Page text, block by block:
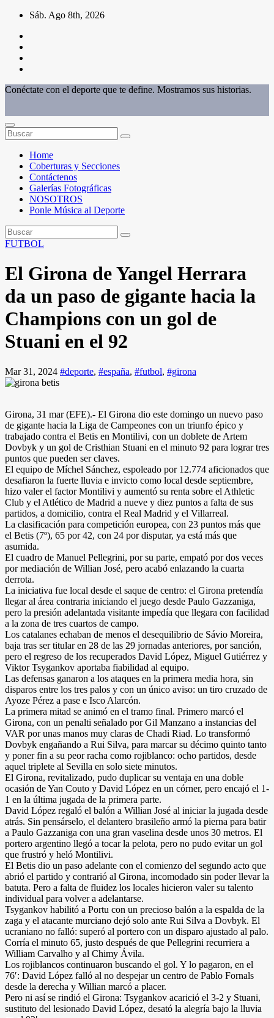
Saltar
contenido
Sáb. Ago 8th, 2026
Conéctate con el deporte que te define. Mostramos sus historias.
Home
Coberturas y Secciones
Contáctenos
Galerías Fotográficas
NOSOTROS
Ponle Música al Deporte
FUTBOL
El Girona de Yangel Herrara
da un paso de gigante hacia la
Champions con un gol de
Stuani en el 92
Mar 31, 2024 #deporte, #españa, #futbol, #girona
Girona, 31 mar (EFE).- El Girona dio este domingo un nuevo paso
de gigante hacia la Liga de Campeones con un triunfo épico y
trabajado contra el Betis en Montilivi, con un doblete de Artem
Dovbyk y un gol de Cristhian Stuani en el minuto 92 para lograr tres
puntos que pueden ser claves.
El equipo de Míchel Sánchez, espoleado por 12.774 aficionados que
desafiaron la fuerte lluvia e invicto como local desde septiembre,
hizo valer el factor Montilivi y aumentó su renta sobre el Athletic
Club y el Atlético de Madrid a nueve y diez puntos a falta de sus
partidos, a domicilio, contra el Real Madrid y el Villarreal.
La clasificación para competición europea, con 23 puntos más que
el Betis (7º), 65 por 42, con 24 por disputar, ya está más que
asumida.
El cuadro de Manuel Pellegrini, por su parte, empató por dos veces
por mediación de Willian José, pero acabó enlazando la cuarta
derrota.
La iniciativa fue local desde el saque de centro: el Girona pretendía
llegar al área contraria iniciando el juego desde Paulo Gazzaniga,
pero la presión adelantada visitante impedía que llegara con facilidad
a la zona de tres cuartos de campo.
Los catalanes echaban de menos el desequilibrio de Sávio Moreira,
baja tras ser titular en 28 de las 29 jornadas anteriores, por sanción,
pero el regreso de los recuperados David López, Miguel Gutiérrez y
Viktor Tsygankov aportaba fiabilidad al equipo.
Las defensas ganaron a los ataques en la primera media hora, sin
disparos entre los tres palos y con un único aviso: un tiro cruzado de
Ayoze Pérez a pase e Isco Alarcón.
La primera mitad se animó en el tramo final. Primero marcó el
Girona, con un penalti señalado por Gil Manzano a instancias del
VAR por unas manos muy claras de Chadi Riad. Lo transformó
Dovbyk engañando a Rui Silva, para marcar su décimo quinto tanto
y poner fin a su peor racha como rojiblanco: ocho partidos, desde
aquel triplete al Sevilla en solo siete minutos.
El Girona, revitalizado, pudo duplicar su ventaja en una doble
ocasión de Yan Couto y David López en un córner, pero encajó el 1-
1 en la última jugada de la primera parte.
David López regaló el balón a Willian José al iniciar la jugada desde
atrás. Sin pensárselo, el delantero brasileño armó la pierna para batir
a Paulo Gazzaniga con una gran vaselina desde unos 30 metros. El
portero argentino llegó a tocar la pelota, pero no pudo evitar un gol
que frustró y heló Montilivi.
El Betis dio un paso adelante con el comienzo del segundo acto que
abrió el partido y contrarió al Girona, incomodado sin poder llevar la
batuta. Pero a falta de fluidez los locales hicieron valer su talento
individual para volver a adelantarse.
Tsygankov habilitó a Portu con un precioso balón a la espalda de la
zaga y el atacante murciano dejó solo ante Rui Silva a Dovbyk. El
ucraniano no falló: superó al portero con un disparo ajustado al palo.
Corría el minuto 65, justo después de que Pellegrini recurriera a
William Carvalho y al Chimy Ávila.
Los rojiblancos continuaron buscando el gol. Y lo pagaron, en el
76′: David López falló al no despejar un centro de Pablo Fornals
desde la derecha y Willian marcó a placer.
Pero ni así se rindió el Girona: Tsygankov acarició el 3-2 y Stuani,
sustituto del lesionado David López, desató la alegría bajo la lluvia